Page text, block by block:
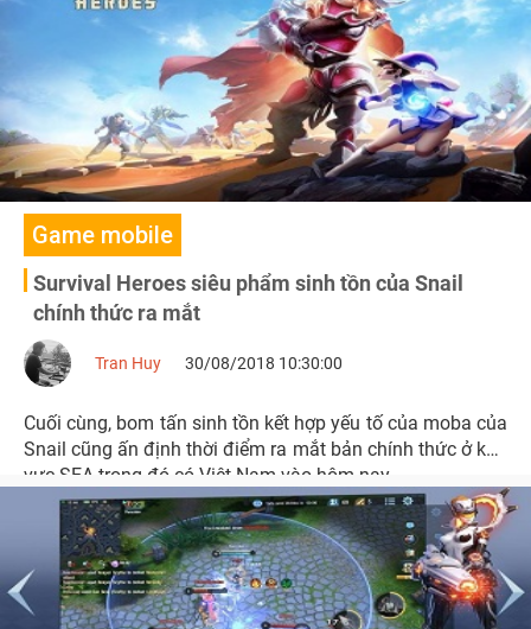
Game mobile
Survival Heroes siêu phẩm sinh tồn của Snail
chính thức ra mắt
Tran Huy 30/08/2018 10:30:00
Cuối cùng, bom tấn sinh tồn kết hợp yếu tố của moba của
Snail cũng ấn định thời điểm ra mắt bản chính thức ở khu
vực SEA trong đó có Việt Nam vào hôm nay.